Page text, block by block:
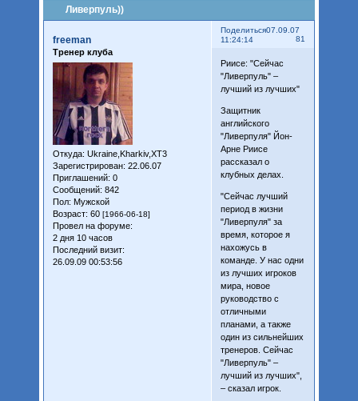
Ливерпуль))
Поделиться
81
07.09.07
11:24:14
freeman
Тренер клуба
Откуда: Ukraine,Kharkiv,XT3
Зарегистрирован: 22.06.07
Приглашений: 0
Сообщений: 842
Пол: Мужской
Возраст: 60 [1966-06-18]
Провел на форуме:
2 дня 10 часов
Последний визит:
26.09.09 00:53:56
Риисе: "Сейчас
"Ливерпуль" –
лучший из лучших"
Защитник
английского
"Ливерпуля" Йон-
Арне Риисе
рассказал о
клубных делах.
"Сейчас лучший
период в жизни
"Ливерпуля" за
время, которое я
нахожусь в
команде. У нас одни
из лучших игроков
мира, новое
руководство с
отличными
планами, а также
один из сильнейших
тренеров. Сейчас
"Ливерпуль" –
лучший из лучших",
– сказал игрок.